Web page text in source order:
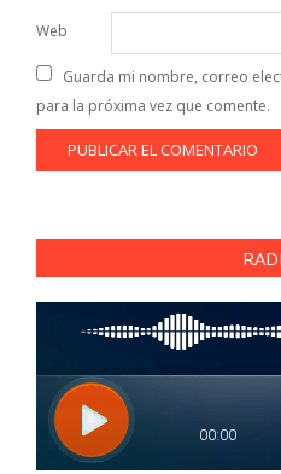
Web
Guarda mi nombre, correo
para la próxima vez que comente.